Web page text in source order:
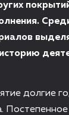
долгие
Постепенное